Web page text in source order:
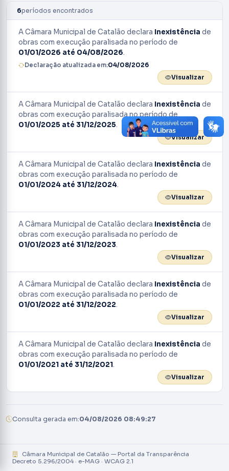
6períodos encontrados
A Câmara Municipal de Catalão declara Inexistência de
obras com execução paralisada no período de
01/01/2026 até 04/08/2026.
Declaração atualizada em:04/08/2026
Visualizar
A Câmara Municipal de Catalão declara Inexistência de
obras com execução paralisada no período de
01/01/2025 até 31/12/2025.
Visualizar
A Câmara Municipal de Catalão declara Inexistência de
obras com execução paralisada no período de
01/01/2024 até 31/12/2024.
Visualizar
A Câmara Municipal de Catalão declara Inexistência de
obras com execução paralisada no período de
01/01/2023 até 31/12/2023.
Visualizar
A Câmara Municipal de Catalão declara Inexistência de
obras com execução paralisada no período de
01/01/2022 até 31/12/2022.
Visualizar
A Câmara Municipal de Catalão declara Inexistência de
obras com execução paralisada no período de
01/01/2021 até 31/12/2021.
Visualizar
Consulta gerada em:04/08/2026 08:49:27
Câmara Municipal de Catalão — Portal da Transparência
Decreto 5.296/2004 · e-MAG · WCAG 2.1